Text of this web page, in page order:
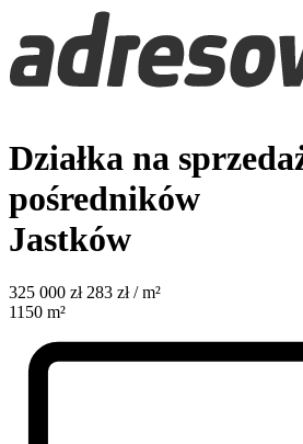
Działka na
pośredników
Jastków
325 000 zł 283 zł / m²
1150 m²